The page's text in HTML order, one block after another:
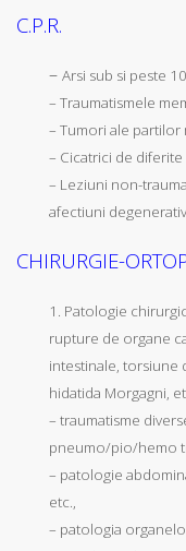
C.P.R.
– Arsi sub si peste
– Traumatismele
– Tumori ale partilor
– Cicatrici de
– Leziuni non-
afectiuni
CHIRURGIE-
1. Patologie
rupture de organe
intestinale, torsiune
hidatida Morgagni,
– traumatisme
pneumo/pio/hemo
– patologie
etc.,
– patologia